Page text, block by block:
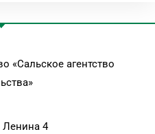
«Сальское агентство
Ленина 4